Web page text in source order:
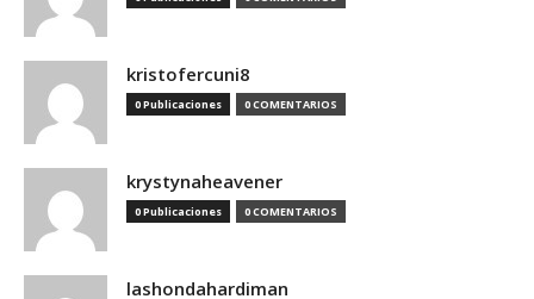
kristofercuni8
0 Publicaciones 0 COMENTARIOS
krystynaheavener
0 Publicaciones 0 COMENTARIOS
lashondahardiman